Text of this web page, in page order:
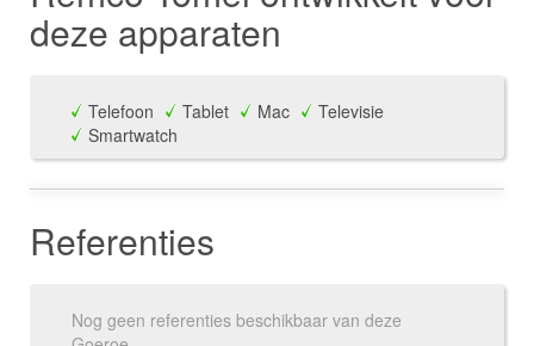
deze apparaten
Telefoon Tablet Mac
Televisie
Smartwatch
Referenties
Nog geen referenties beschikbaar van deze